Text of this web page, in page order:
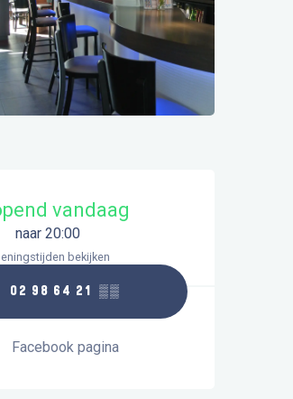
en
vandaag
naar 20:00
bekijken
02 98 64 21 ▒▒
Facebook pagina